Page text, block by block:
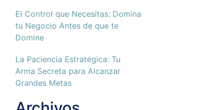
El Control que Necesitas: Domina
tu Negocio Antes de que te
Domine
La Paciencia Estratégica: Tu
Arma Secreta para Alcanzar
Grandes Metas